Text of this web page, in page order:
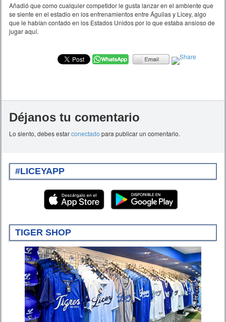
Añadió que como cualquier competidor le gusta lanzar en el ambiente que
se siente en el estadio en los enfrenamientos entre Águilas y Licey, algo
que le habían contado en los Estados Unidos por lo que estaba ansioso de
jugar aquí.
Déjanos tu comentario
Lo siento, debes estarconectado para publicar un comentario.
#LICEYAPP
TIGER SHOP